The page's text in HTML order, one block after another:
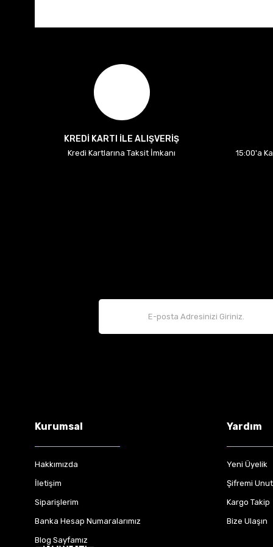
KREDİ KARTI İLE ALIŞVERİŞ
Kredi Kartlarına Taksit İmkanı
15:00'a
Kurumsal
Hakkımızda
İletişim
Siparişlerim
Banka Hesap Numaralarımız
Blog Sayfamız
Yardım
Yeni Üyelik
Şifremi
Kargo Takip
Bize Ulaşın